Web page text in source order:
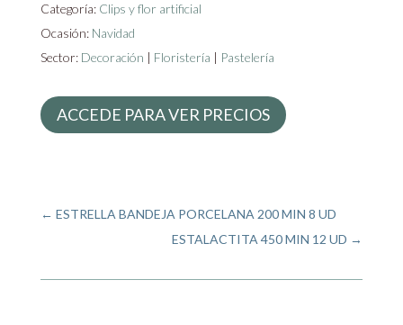
Categoría: Clips y flor artificial
Ocasión: Navidad
Sector: Decoración | Floristería | Pastelería
ACCEDE PARA VER PRECIOS
← ESTRELLA BANDEJA PORCELANA 200 MIN 8 UD
ESTALACTITA 450 MIN 12 UD →